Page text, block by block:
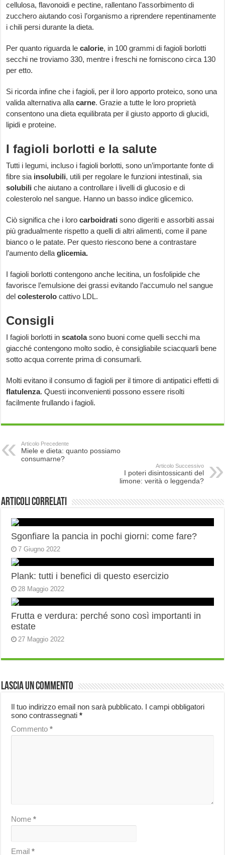
cellulosa, flavonoidi e pectine, rallentano l’assorbimento di
zucchero aiutando così l’organismo a riprendere repentinamente
i chili persi durante la dieta.
Per quanto riguarda lecalorie, in 100 grammi di fagioli borlotti
secchi ne troviamo 330, mentre i freschi ne forniscono circa 130
per etto.
Si ricorda infine che i fagioli, per il loro apporto proteico, sono una
valida alternativa allacarne. Grazie a tutte le loro proprietà
consentono una dieta equilibrata per il giusto apporto di glucidi,
lipidi e proteine.
I fagioli borlotti e la salute
Tutti i legumi, incluso i fagioli borlotti, sono un’importante fonte di
fibre sia insolubili, utili per regolare le funzioni intestinali, sia
solubili che aiutano a controllare i livelli di glucosio e di
colesterolo nel sangue. Hanno un basso indice glicemico.
Ciò significa che i lorocarboidrati sono digeriti e assorbiti assai
più gradualmente rispetto a quelli di altri alimenti, come il pane
bianco o le patate. Per questo riescono bene a contrastare
l’aumento dellaglicemia.
I fagioli borlotti contengono anche lecitina, un fosfolipide che
favorisce l’emulsione dei grassi evitando l’accumulo nel sangue
delcolesterolo cattivo LDL.
Consigli
I fagioli borlotti in scatolasono buoni come quelli secchi ma
giacché contengono molto sodio, è consigliabile sciacquarli bene
sotto acqua corrente prima di consumarli.
Molti evitano il consumo di fagioli per il timore di antipatici effetti di
flatulenza. Questi inconvenienti possono essere risolti
facilmente frullando i fagioli.
Articolo Precedente
Miele e dieta: quanto possiamo
consumarne?
Articolo Successivo
I poteri disintossicanti del
limone: verità o leggenda?
Articoli correlati
Sgonfiare la pancia in pochi giorni: come fare?
7 Giugno 2022
Plank: tutti i benefici di questo esercizio
28 Maggio 2022
Frutta e verdura: perché sono così importanti in
estate
27 Maggio 2022
Lascia un commento
Il tuo indirizzo email non sarà pubblicato. I campi obbligatori
sono contrassegnati*
Commento*
Nome*
Email*